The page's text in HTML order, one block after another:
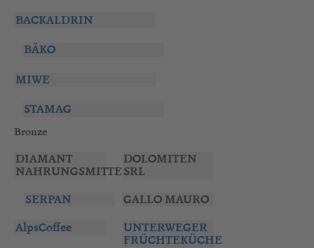
BACKALDRIN
BÄKO
MIWE
STAMAG
Bronze
DIAMANT
NAHRUNGSMITTEL
DOLOMITEN
SRL
SERPAN
GALLO MAURO
AlpsCoffee
UNTERWEGER
FRÜCHTEKÜCHE